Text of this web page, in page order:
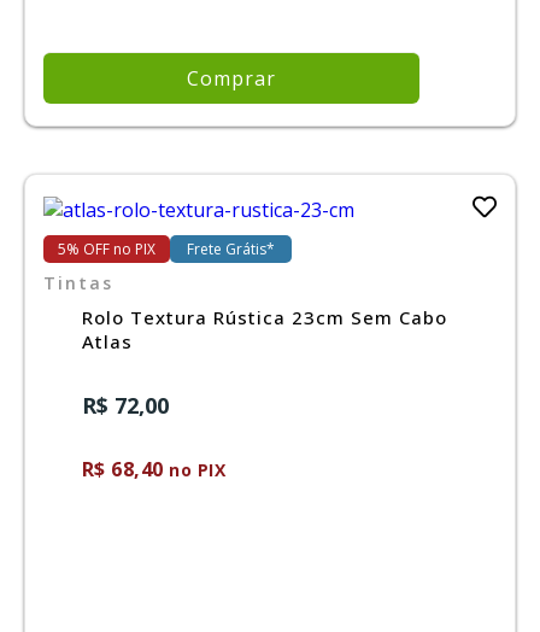
Comprar
5% OFF no PIX Frete Grátis*
Tintas
Rolo Textura Rústica 23cm Sem Cabo
Atlas
R$ 72,00
R$ 68,40 no PIX